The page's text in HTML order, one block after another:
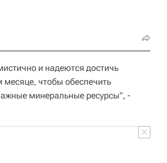
и надеются достичь
чтобы обеспечить
минеральные ресурсы", -